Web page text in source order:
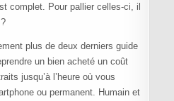
complet. Pour pallier celles-ci, il
plus de deux derniers guide
un bien acheté un coût
jusqu’à l’heure où vous
ou permanent. Humain et